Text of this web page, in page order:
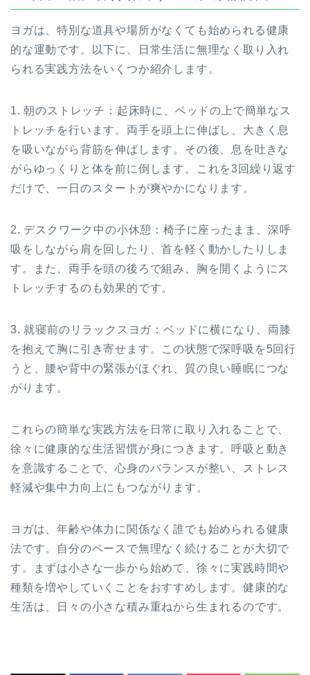
ヨガは、特別な道具や場所がなくても始められる健康
的な運動です。以下に、日常生活に無理なく取り入れ
られる実践方法をいくつか紹介します。
1. 朝のストレッチ：起床時に、ベッドの上で簡単なス
トレッチを行います。両手を頭上に伸ばし、大きく息
を吸いながら背筋を伸ばします。その後、息を吐きな
がらゆっくりと体を前に倒します。これを3回繰り返す
だけで、一日のスタートが爽やかになります。
2. デスクワーク中の小休憩：椅子に座ったまま、深呼
吸をしながら肩を回したり、首を軽く動かしたりしま
す。また、両手を頭の後ろで組み、胸を開くようにス
トレッチするのも効果的です。
3. 就寝前のリラックスヨガ：ベッドに横になり、両膝
を抱えて胸に引き寄せます。この状態で深呼吸を5回行
うと、腰や背中の緊張がほぐれ、質の良い睡眠につな
がります。
これらの簡単な実践方法を日常に取り入れることで、
徐々に健康的な生活習慣が身につきます。呼吸と動き
を意識することで、心身のバランスが整い、ストレス
軽減や集中力向上にもつながります。
ヨガは、年齢や体力に関係なく誰でも始められる健康
法です。自分のペースで無理なく続けることが大切で
す。まずは小さな一歩から始めて、徐々に実践時間や
種類を増やしていくことをおすすめします。健康的な
生活は、日々の小さな積み重ねから生まれるのです。